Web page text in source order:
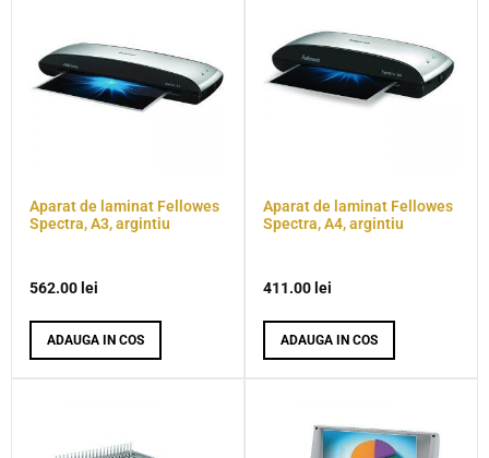
Aparat de laminat Fellowes
Spectra, A3, argintiu
562.00 lei
ADAUGA IN COS
Aparat de laminat Fellowes
Spectra, A4, argintiu
411.00 lei
ADAUGA IN COS